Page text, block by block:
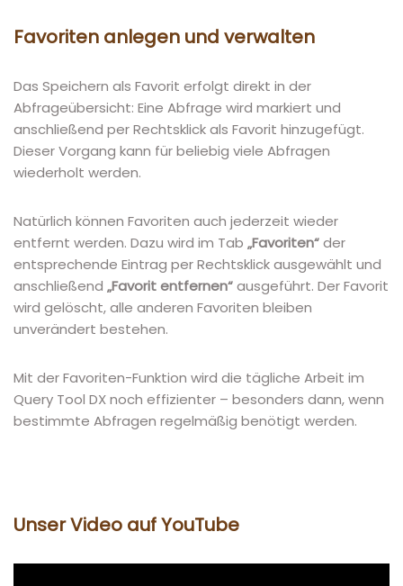
Favoriten anlegen und verwalten
Das Speichern als Favorit erfolgt direkt in der
Abfrageübersicht: Eine Abfrage wird markiert und
anschließend per Rechtsklick als Favorit hinzugefügt.
Dieser Vorgang kann für beliebig viele Abfragen
wiederholt werden.
Natürlich können Favoriten auch jederzeit wieder
entfernt werden. Dazu wird im Tab „Favoriten“der
entsprechende Eintrag per Rechtsklick ausgewählt und
anschließend „Favorit entfernen“ausgeführt. Der Favorit
wird gelöscht, alle anderen Favoriten bleiben
unverändert bestehen.
Mit der Favoriten-Funktion wird die tägliche Arbeit im
Query Tool DX noch effizienter – besonders dann, wenn
bestimmte Abfragen regelmäßig benötigt werden.
Unser Video auf YouTube